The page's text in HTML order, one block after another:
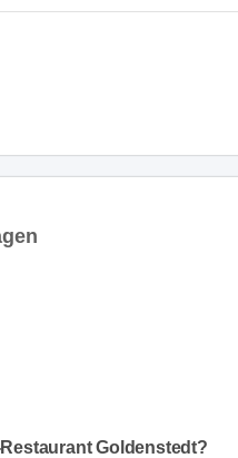
Goldenstedt?